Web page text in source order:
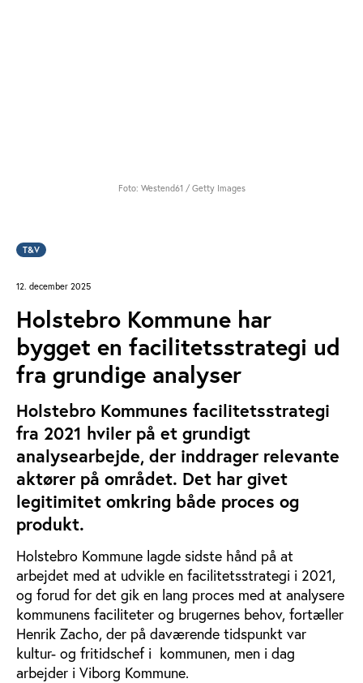
Foto: Westend61 / Getty Images
T&V
12. december 2025
Holstebro Kommune har
bygget en facilitetsstrategi ud
fra grundige analyser
Holstebro Kommunes facilitetsstrategi
fra 2021 hviler på et grundigt
analysearbejde, der inddrager relevante
aktører på området. Det har givet
legitimitet omkring både proces og
produkt.
Holstebro Kommune lagde sidste hånd på at
arbejdet med at udvikle en facilitetsstrategi i 2021,
og forud for det gik en lang proces med at analysere
kommunens faciliteter og brugernes behov, fortæller
Henrik Zacho, der på daværende tidspunkt var
kultur- og fritidschef i kommunen, men i dag
arbejder i Viborg Kommune.